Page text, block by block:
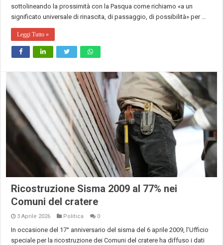
sottolineando la prossimità con la Pasqua come richiamo «a un
significato universale di rinascita, di passaggio, di possibilità» per …
Leggi Tutto »
Ricostruzione Sisma 2009 al 77% nei
Comuni del cratere
3 Aprile 2026 Politica 0
In occasione del 17° anniversario del sisma del 6 aprile 2009, l’Ufficio
speciale per la ricostruzione dei Comuni del cratere ha diffuso i dati